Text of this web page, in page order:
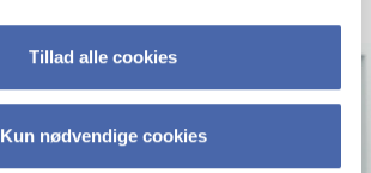
Tillad alle cookies
Kun nødvendige cookies